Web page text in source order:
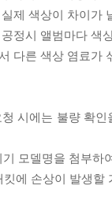
제 색상이 차이가
정시 앨범마다 색
다른 색상 염료가
시에는 불량 확
모델명을 첨부하
에 손상이 발생